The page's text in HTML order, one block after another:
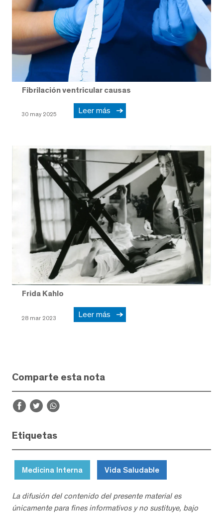
Fibrilación ventricular causas
30 may 2025 Leer más
Frida Kahlo
28 mar 2023 Leer más
Comparte esta nota
Etiquetas
Medicina Interna Vida Saludable
La difusión del contenido del presente material es
únicamente para fines informativos y no sustituye, bajo